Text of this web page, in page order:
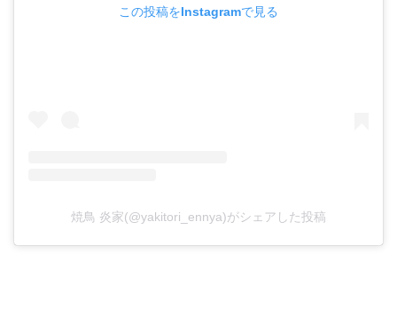
この投稿をInstagramで見る
焼鳥 炎家(@yakitori_ennya)がシェアした投稿